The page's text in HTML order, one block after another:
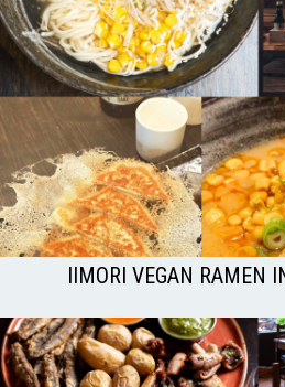
IIMORI VEGAN RAMEN